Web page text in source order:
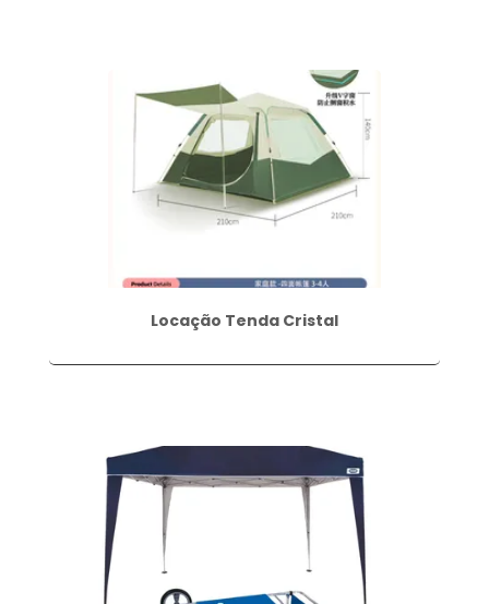
Locação Tenda Cristal